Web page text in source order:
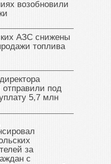
возобновили
АЗС снижены
топлива
отправили под
5,7 млн
за
с